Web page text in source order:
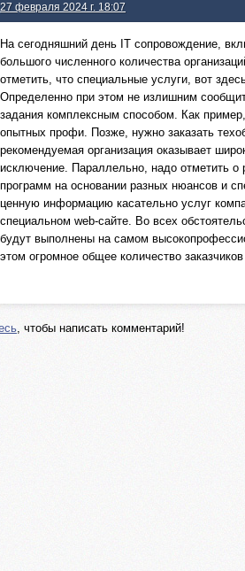
27 февраля 2024 г. 18:07
На сегодняшний день IT сопровождение,
большого численного количества
отметить, что специальные услуги, вот
Определенно при этом не излишним
задания комплексным способом. Как
опытных профи. Позже, нужно заказать
рекомендуемая организация оказывает
исключение. Параллельно, надо отметить о
программ на основании разных нюансов и
ценную информацию касательно услуг
специальном web-сайте. Во всех
будут выполнены на самом
этом огромное общее количество
, чтобы написать комментарий!